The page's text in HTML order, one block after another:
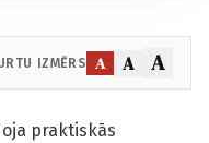
IZMĒRS A A A
praktiskās